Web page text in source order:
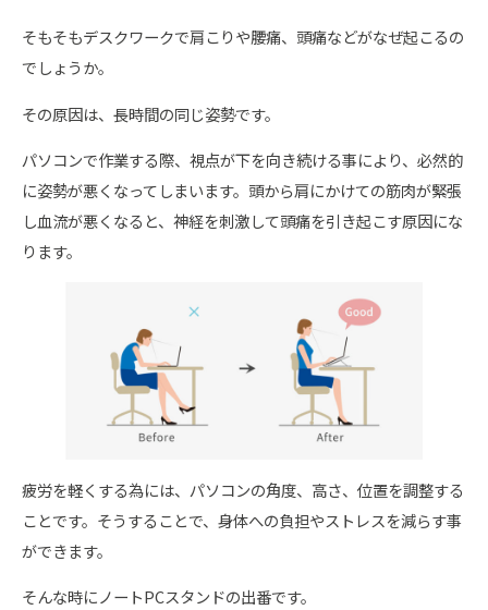
そもそもデスクワークで肩こりや腰痛、頭痛などがなぜ起こるの
でしょうか。
その原因は、長時間の同じ姿勢です。
パソコンで作業する際、視点が下を向き続ける事により、必然的
に姿勢が悪くなってしまいます。頭から肩にかけての筋肉が緊張
し血流が悪くなると、神経を刺激して頭痛を引き起こす原因にな
ります。
疲労を軽くする為には、パソコンの角度、高さ、位置を調整する
ことです。そうすることで、身体への負担やストレスを減らす事
ができます。
そんな時にノートPCスタンドの出番です。